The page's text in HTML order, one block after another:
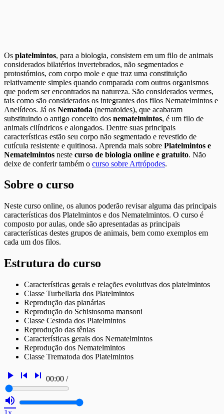
Os platelmintos, para a biologia, consistem em um filo de animais
considerados bilatérios invertebrados, não segmentados e
protostómios, com corpo mole e que traz uma constituição
relativamente simples quando comparada com outros organismos
que podem ser encontrados na natureza. São considerados vermes,
tais como são considerados os integrantes dos filos Nematelmintos e
Anelídeos. Já os Nematoda (nematoides), que acabaram
substituindo o antigo conceito dos nematelmintos, é um filo de
animais cilíndricos e alongados. Dentre suas principais
características estão seu corpo não segmentado e revestido de
cutícula resistente e quitinosa. Aprenda mais sobre Platelmintos e
Nematelmintos neste curso de biologia online e gratuito. Não
deixe de conferir também o curso sobre Artrópodes.
Sobre o curso
Neste curso online, os alunos poderão revisar alguma das principais
características dos Platelmintos e dos Nematelmintos. O curso é
composto por aulas, onde são apresentadas as principais
características destes grupos de animais, bem como exemplos em
cada um dos filos.
Estrutura do curso
Características gerais e relações evolutivas dos platelmintos
Classe Turbellaria dos Platelmintos
Reprodução das planárias
Reprodução do Schistosoma mansoni
Classe Cestoda dos Platelmintos
Reprodução das tênias
Características gerais dos Nematelmintos
Reprodução dos Nematelmintos
Classe Trematoda dos Platelmintos
play_arrow skip_previous skip_next 00:00 /
volume_up